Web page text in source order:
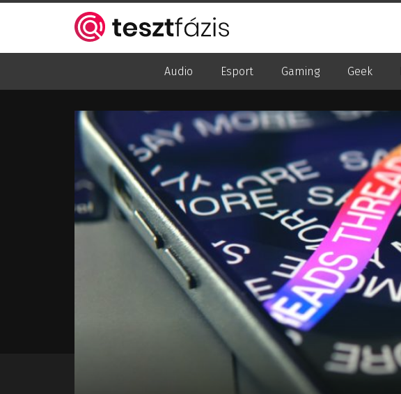
Audio Esport Gaming Geek